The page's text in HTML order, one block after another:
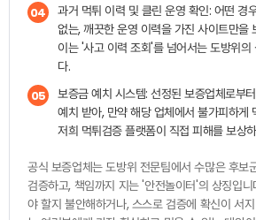
04
과거 먹튀 이력 및 클린 운영 확인: 어떤 경
없는, 깨끗한 운영 이력을 가진 사이트만을
이는 '사고 이력 조회'를 넘어서는 도방위의
다.
05
보증금 예치 시스템: 선정된 보증업체로부
예치 받아, 만약 해당 업체에서 불가피하게
저희 먹튀검증 플랫폼이 직접 피해를 보상
공식 보증업체는 도방위 전문팀에서 수많은 후보
검증하고, 책임까지 지는 '안전놀이터'의 상징입
야 할지 불안해하거나, 스스로 검증에 확신이 서